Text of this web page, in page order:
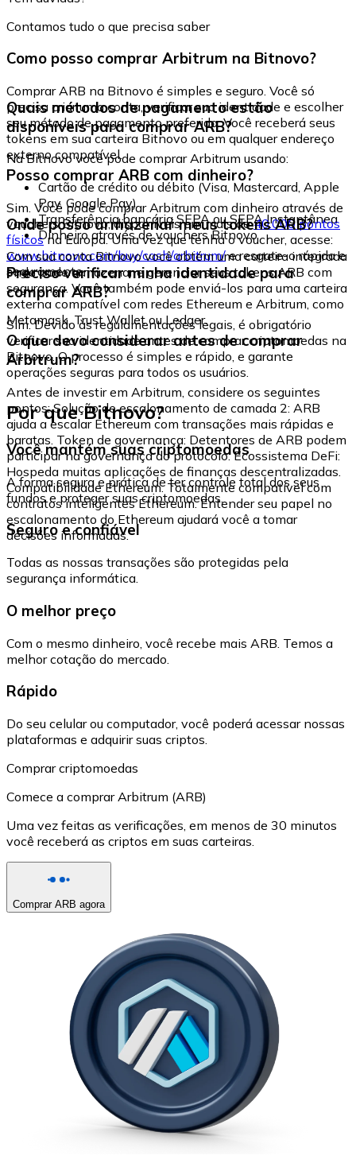
Contamos tudo o que precisa saber
Como posso comprar Arbitrum na Bitnovo?
Comprar ARB na Bitnovo é simples e seguro. Você só
precisa criar uma conta, verificar sua identidade e escolher
seu método de pagamento preferido. Você receberá seus
tokens em sua carteira Bitnovo ou em qualquer endereço
externo compatível.
Quais métodos de pagamento estão
disponíveis para comprar ARB?
Na Bitnovo você pode comprar Arbitrum usando:
Cartão de crédito ou débito (Visa, Mastercard, Apple
Pay, Google Pay)
Transferência bancária SEPA ou SEPA Instantânea
Dinheiro através de vouchers Bitnovo
Posso comprar ARB com dinheiro?
Sim. Você pode comprar Arbitrum com dinheiro através de
vouchers Bitnovo, disponíveis em mais de40.000 pontos
físicosna Europa. Uma vez que tenha o voucher, acesse:
www.bitnovo.com/buy/cash/arbitrum/e resgate-o rápida e
seguramente.
Onde posso armazenar meus tokens ARB?
Com sua conta Bitnovo você obtém uma carteira integrada
onde pode armazenar e gerenciar seus tokens ARB com
segurança. Você também pode enviá-los para uma carteira
externa compatível com redes Ethereum e Arbitrum, como
Metamask, Trust Wallet ou Ledger.
Preciso verificar minha identidade para
comprar ARB?
Sim. Devido às regulamentações legais, é obrigatório
verificar sua identidade antes de comprar criptomoedas na
Bitnovo. O processo é simples e rápido, e garante
operações seguras para todos os usuários.
O que devo considerar antes de comprar
Arbitrum?
Antes de investir em Arbitrum, considere os seguintes
pontos: Solução de escalonamento de camada 2: ARB
ajuda a escalar Ethereum com transações mais rápidas e
baratas. Token de governança: Detentores de ARB podem
participar na governança do protocolo. Ecossistema DeFi:
Hospeda muitas aplicações de finanças descentralizadas.
Compatibilidade Ethereum: Totalmente compatível com
contratos inteligentes Ethereum. Entender seu papel no
escalonamento do Ethereum ajudará você a tomar
decisões informadas.
Por que Bitnovo?
Você mantém suas criptomoedas
A forma segura e prática de ter controle total dos seus
fundos e proteger suas criptomoedas.
Seguro e confiável
Todas as nossas transações são protegidas pela
segurança informática.
O melhor preço
Com o mesmo dinheiro, você recebe mais ARB. Temos a
melhor cotação do mercado.
Rápido
Do seu celular ou computador, você poderá acessar nossas
plataformas e adquirir suas criptos.
Comprar criptomoedas
Comece a comprar Arbitrum (ARB)
Uma vez feitas as verificações, em menos de 30 minutos
você receberá as criptos em suas carteiras.
Comprar ARB agora